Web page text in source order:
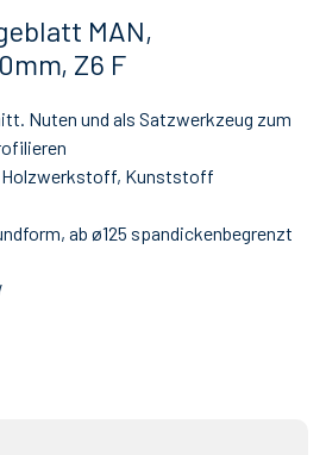
MAN,
Z6 F
Nuten und als Satzwerkzeug zum
Holzwerkstoff, Kunststoff
ab ø125 spandickenbegrenzt